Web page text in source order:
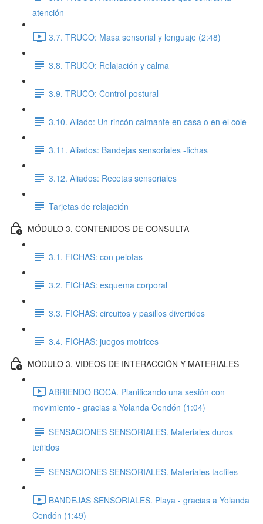
atención
3.7. TRUCO: Masa sensorial y lenguaje (2:48)
3.8. TRUCO: Relajación y calma
3.9. TRUCO: Control postural
3.10. Aliado: Un rincón calmante en casa o en el cole
3.11. Aliados: Bandejas sensoriales -fichas
3.12. Aliados: Recetas sensoriales
Tarjetas de relajación
MÓDULO 3. CONTENIDOS DE CONSULTA
3.1. FICHAS: con pelotas
3.2. FICHAS: esquema corporal
3.3. FICHAS: circuitos y pasillos divertidos
3.4. FICHAS: juegos motrices
MÓDULO 3. VIDEOS DE INTERACCIÓN Y MATERIALES
ABRIENDO BOCA. Planificando una sesión con
movimiento - gracias a Yolanda Cendón (1:04)
SENSACIONES SENSORIALES. Materiales duros
teñidos
SENSACIONES SENSORIALES. Materiales tactiles
BANDEJAS SENSORIALES. Playa - gracias a Yolanda
Cendón (1:49)